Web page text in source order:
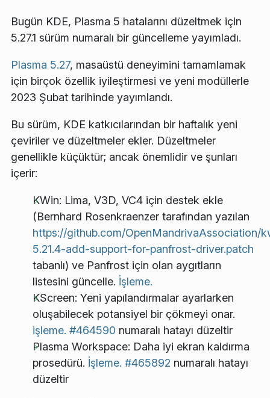
Bugün KDE, Plasma 5 hatalarını düzeltmek için
5.27.1 sürüm numaralı bir güncelleme yayımladı.
Plasma 5.27, masaüstü deneyimini tamamlamak
için birçok özellik iyileştirmesi ve yeni modüllerle
2023 Şubat tarihinde yayımlandı.
Bu sürüm, KDE katkıcılarından bir haftalık yeni
çeviriler ve düzeltmeler ekler. Düzeltmeler
genellikle küçüktür; ancak önemlidir ve şunları
içerir:
KWin: Lima, V3D, VC4 için destek ekle
(Bernhard Rosenkraenzer tarafından yazılan
https://github.com/OpenMandrivaAssociation/
5.21.4-add-support-for-panfrost-driver.patch
tabanlı) ve Panfrost için olan aygıtların
listesini güncelle. İşleme.
KScreen: Yeni yapılandırmalar ayarlarken
oluşabilecek potansiyel bir çökmeyi onar.
işleme. #464590 numaralı hatayı düzeltir
Plasma Workspace: Daha iyi ekran kaldırma
prosedürü. İşleme. #465892 numaralı hatayı
düzeltir